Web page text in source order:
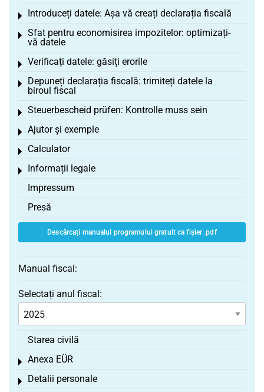
Introduceți datele: Așa vă creați declarația fiscală
Toggle menu
Sfat pentru economisirea impozitelor: optimizați-
vă datele
Toggle menu
Verificați datele: găsiți erorile
Toggle menu
Depuneți declarația fiscală: trimiteți datele la
biroul fiscal
Toggle menu
Steuerbescheid prüfen: Kontrolle muss sein
Toggle menu
Ajutor și exemple
Toggle menu
Calculator
Toggle menu
Informații legale
Toggle menu
Impressum
Presă
Descărcați manualul programului gratuit ca fișier .pdf
Manual fiscal:
Selectați anul fiscal:
Starea civilă
Anexa EÜR
Toggle menu
Detalii personale
Toggle menu